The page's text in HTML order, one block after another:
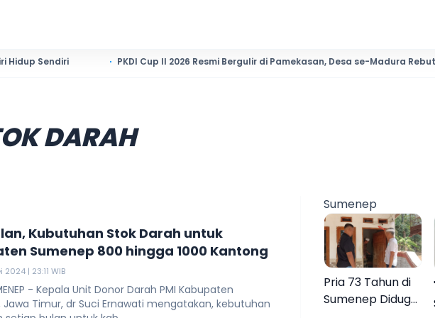
PKDI Cup II 2026 Resmi Bergulir di Pamekasan, Desa se-Madura Rebut Tiket ke
DARAH
Kubutuhan Stok Darah untuk
Sumenep 800 hingga 1000 Kantong
| 23:11 WIB
- Kepala Unit Donor Darah PMI Kabupaten
Jawa Timur, dr Suci Ernawati mengatakan, kebutuhan
Sumenep
Pria 73 Tahun di
Sumenep Diduga